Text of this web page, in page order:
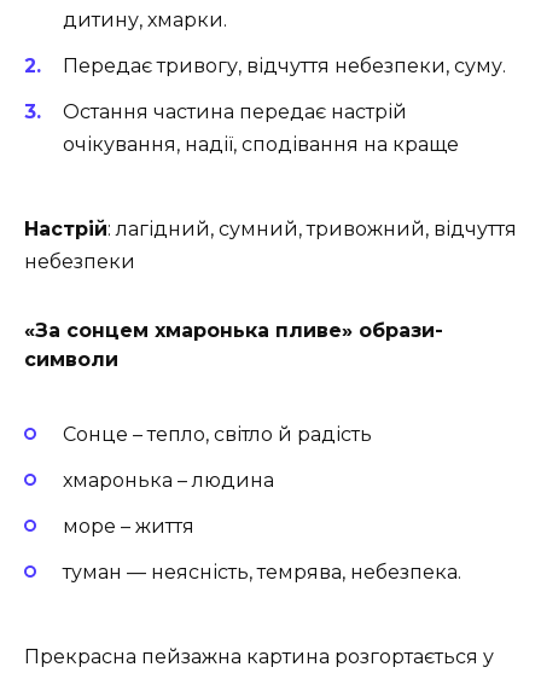
дитину, хмарки.
Передає тривогу, відчуття небезпеки, суму.
Остання частина передає настрій
очікування, надії, сподівання на краще
Настрій: лагідний, сумний, тривожний, відчуття
небезпеки
«За сонцем хмаронька пливе» образи-
символи
Сонце – тепло, світло й радість
хмаронька – людина
море – життя
туман — неясність, темрява, небезпека.
Прекрасна пейзажна картина розгортається у